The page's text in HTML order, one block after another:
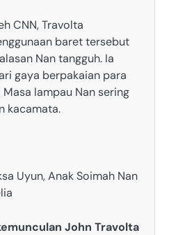
CNN, Travolta
baret tersebut
Nan tangguh. Ia
gaya berpakaian para
lampau Nan sering
kacamata.
Uyun, Anak Soimah Nan
John Travolta